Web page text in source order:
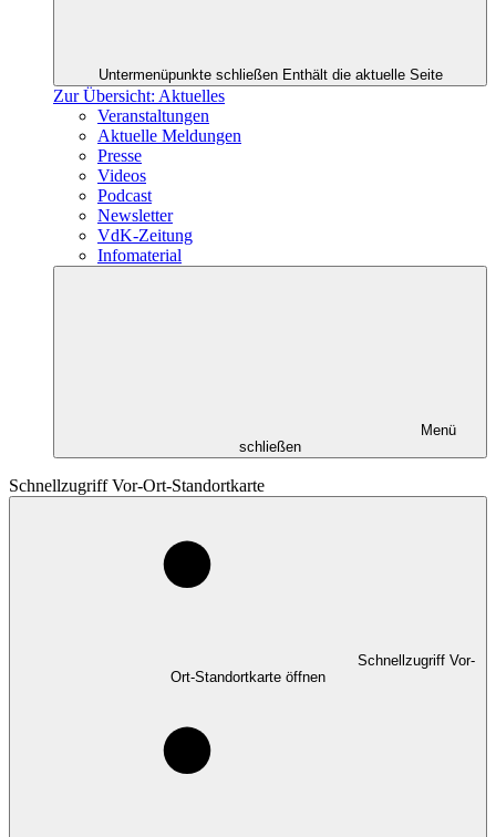
Untermenüpunkte schließen Enthält die aktuelle Seite
Zur Übersicht: Aktuelles
Veranstaltungen
Aktuelle Meldungen
Presse
Videos
Podcast
Newsletter
VdK-Zeitung
Infomaterial
Menü
schließen
Schnellzugriff Vor-Ort-Standortkarte
Schnellzugriff Vor-
Ort-Standortkarte öffnen